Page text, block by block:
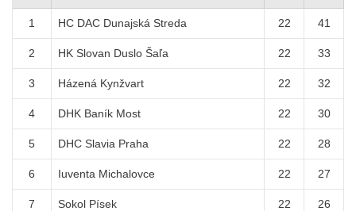
1 HC DAC Dunajská Streda 22 41
2 HK Slovan Duslo Šaľa 22 33
3 Házená Kynžvart 22 32
4 DHK Baník Most 22 30
5 DHC Slavia Praha 22 28
6 Iuventa Michalovce 22 27
7 Sokol Písek 22 26